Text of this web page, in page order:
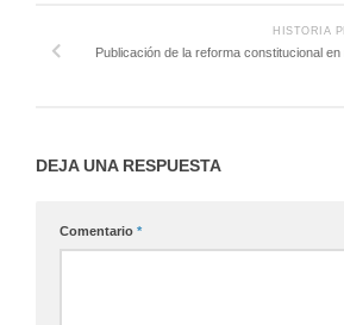
HISTORIA
Publicación de la reforma constitucional
DEJA UNA RESPUESTA
Comentario *